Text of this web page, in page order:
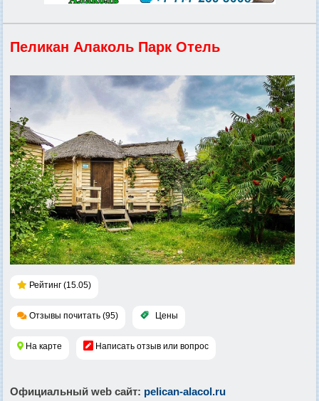
Пеликан Алаколь Парк Отель
Рейтинг (15.05)
Отзывы почитать (95) Цены
На карте Написать отзыв или вопрос
Официальный web сайт: pelican-alacol.ru